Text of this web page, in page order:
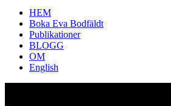
HEM
Boka Eva Bodfäldt
Publikationer
BLOGG
OM
English